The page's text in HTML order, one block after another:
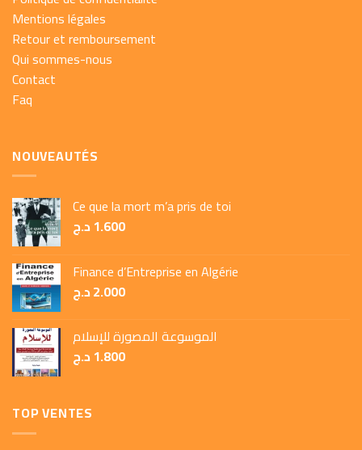
Mentions légales
Retour et remboursement
Qui sommes-nous
Contact
Faq
NOUVEAUTÉS
Ce que la mort m’a pris de toi
1.600د.ج
Finance d’Entreprise en Algérie
2.000د.ج
الموسوعة المصورة للإسلام
1.800د.ج
TOP VENTES